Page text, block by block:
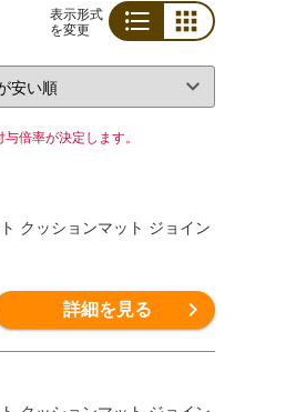
表示形式
を変更
倍率が決定します。
クッションマット ジョイン
詳細を見る